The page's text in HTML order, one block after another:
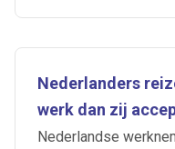
Nederlanders
werk dan zij
Nederlandse